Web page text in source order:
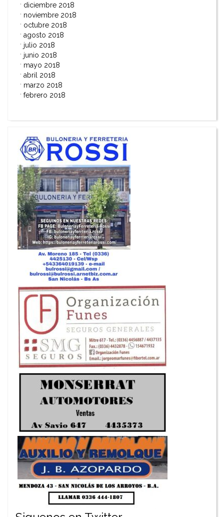
diciembre 2018
noviembre 2018
octubre 2018
agosto 2018
julio 2018
junio 2018
mayo 2018
abril 2018
marzo 2018
febrero 2018